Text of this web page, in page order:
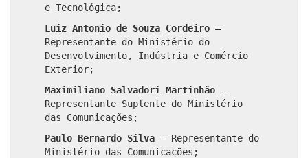
e Tecnológica;
Luiz Antonio de Souza Cordeiro –
Representante do Ministério do
Desenvolvimento, Indústria e Comércio
Exterior;
Maximiliano Salvadori Martinhão –
Representante Suplente do Ministério
das Comunicações;
Paulo Bernardo Silva – Representante do
Ministério das Comunicações;